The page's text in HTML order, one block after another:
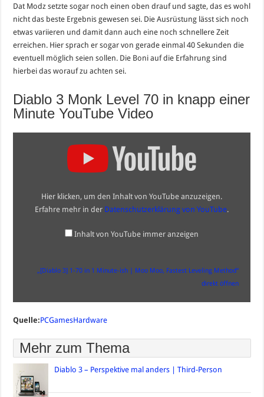
Dat Modz setzte sogar noch einen oben drauf und sagte, das es wohl
nicht das beste Ergebnis gewesen sei. Die Ausrüstung lässt sich noch
etwas variieren und damit dann auch eine noch schnellere Zeit
erreichen. Hier sprach er sogar von gerade einmal 40 Sekunden die
eventuell möglich seien sollen. Die Boni auf die Erfahrung sind
hierbei das worauf zu achten sei.
Diablo 3 Monk Level 70 in knapp einer
Minute YouTube Video
YouTube
Hier klicken, um den Inhalt von YouTube anzuzeigen.
Erfahre mehr in der Datenschutzerklärung von YouTube.
Inhalt von YouTube immer anzeigen
„[Diablo 3] 1-70 in 1 Minute-ish | Moo Moo, Fastest Leveling Method“
direkt öffnen
Quelle:PCGamesHardware
Mehr zum Thema
Diablo 3 – Perspektive mal anders | Third-Person